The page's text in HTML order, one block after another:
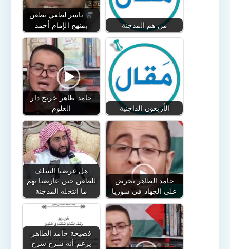
ياسر لطفي يطعن
بمنهج الإمام أحمد
من هم المدجنة
حامد طاهر خريج دار
العلوم
الأربعون الداجنية
هل عرضنا السلف
للطعن حين عارضنا بهم
ما انتحله المدجنة
حامد الطاهر يحرض
على الجهاد في سوريا
فضيحة حامد الطاهر
يزعم أنه شرح شرح